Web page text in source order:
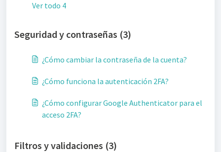
Ver todo 4
Seguridad y contraseñas (3)
¿Cómo cambiar la contraseña de la cuenta?
¿Cómo funciona la autenticación 2FA?
¿Cómo configurar Google Authenticator para el
acceso 2FA?
Filtros y validaciones (3)